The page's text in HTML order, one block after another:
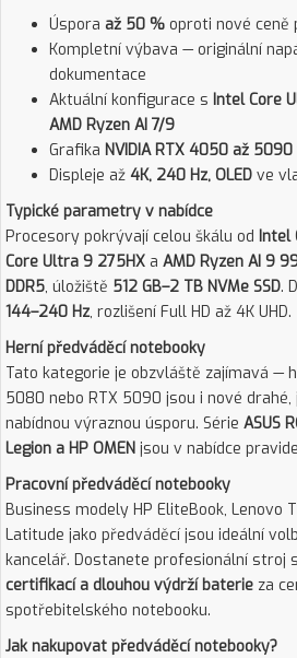
Úspora až 50 % oproti nové ceně
Kompletní výbava — originální
dokumentace
Aktuální konfigurace s Intel Core
AMD Ryzen AI 7/9
Grafika NVIDIA RTX 4050 až 5090
Displeje až 4K, 240 Hz, OLED ve
Typické parametry v nabídce
Procesory pokrývají celou škálu od Intel
Core Ultra 9 275HX a AMD Ryzen AI 9
DDR5, úložiště 512 GB–2 TB NVMe SSD.
144–240 Hz, rozlišení Full HD až 4K UHD.
Herní předváděcí notebooky
Tato kategorie je obzvláště zajímavá —
5080 nebo RTX 5090 jsou i nové
nabídnou výraznou úsporu. Série ASUS
Legion a HP OMEN jsou v nabídce
Pracovní předváděcí notebooky
Business modely HP EliteBook, Lenovo
Latitude jako předváděcí jsou ideální
kancelář. Dostanete profesionální stroj s
certifikací a dlouhou výdrží baterie za
spotřebitelského notebooku.
Jak nakupovat předváděcí notebooky?